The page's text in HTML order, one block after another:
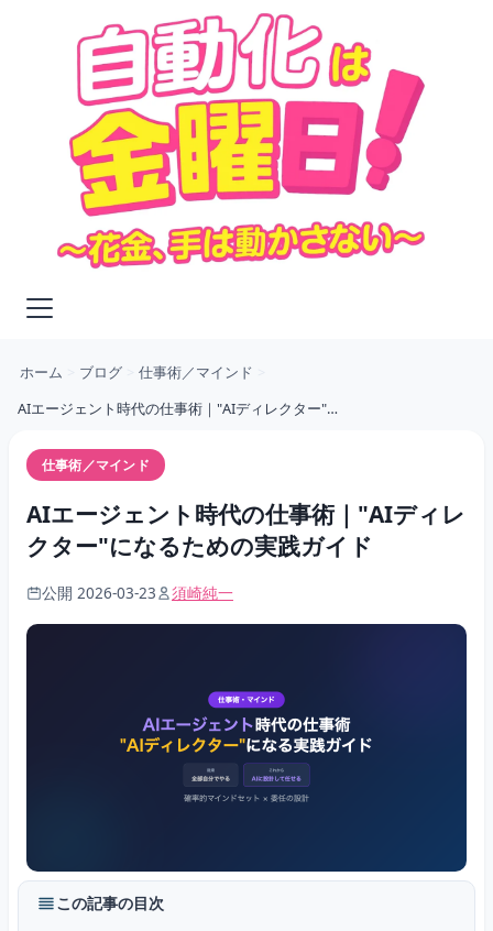
ホーム ブログ 仕事術／マインド
AIエージェント時代の仕事術｜"AIディレクター"になるための実践ガイド
仕事術／マインド
AIエージェント時代の仕事術｜"AIディレ
クター"になるための実践ガイド
公開 2026-03-23 須崎純一
この記事の目次